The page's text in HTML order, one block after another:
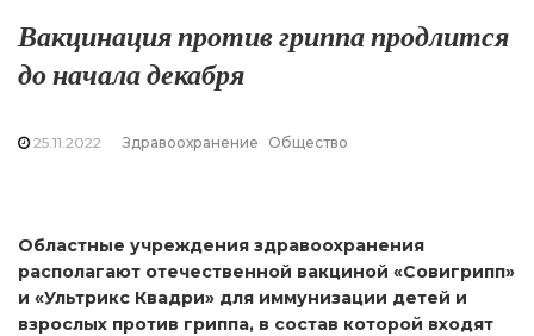
Вакцинация против гриппа продлится
до начала декабря
25.11.2022 Здравоохранение Общество
Областные учреждения здравоохранения
располагают отечественной вакциной «Совигрипп»
и «Ультрикс Квадри» для иммунизации детей и
взрослых против гриппа, в состав которой входят